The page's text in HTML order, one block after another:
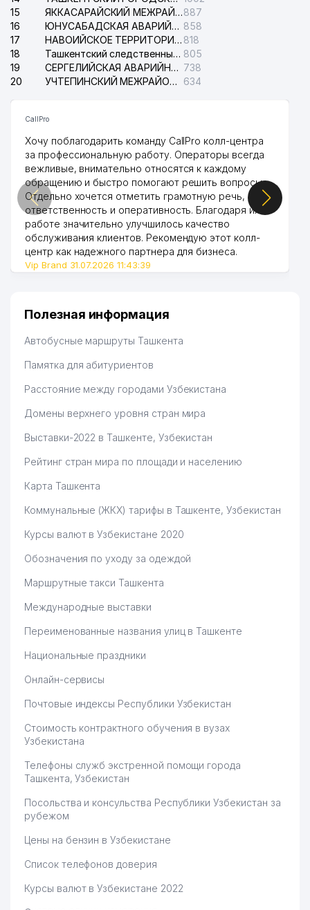
ЦЕНТРАЛЬНЫЙ БАНК
РЕСПУБЛИКИ УЗБЕКИСТАН
UNITEL ООО
ЦЕНТР ЭКСПЕРТИЗЫ,
41
ПРОФСОЮЗА РАБОТНИКОВ
ПРОИЗВОДСТВА
ПОТРЕБИТЕЛЬСКИХ ТОВАРОВ,
ТОРГОВЛИ И ОРГАНИЗАЦИЙ
ОБСЛУЖИВАНИЯ
УЗБЕКИСТАНА
249 м
42
СЧЁТНАЯ ПАЛАТА
РЕСПУБЛИКИ УЗБЕКИСТАН
251 м
44
РАЗВИТИЮ
ТЕХНОЛОГИЙ И
РЕСПУБЛИКИ УЗБЕКИСТАН
MIRONA GOLD ООО
46
ПРОФСОЮЗОВ РЕСПУБЛИКИ
УЗБЕКИСТАНА ПРОЕКТ
ПРОГРАММЫ РАЗВИТИЯ ООН
И ТОРГОВО-ПРОМЫШЛЕННОЙ
ПАЛАТЫ
260 м
48
РЕСПУБЛИКАНСКИЙ СОВЕТ
ИНФОРМАЦИОННЫХ
КОММУНИКАЦИЙ
ГОСУДАРСТВЕННЫЙ
ДРАМАТИЧЕСКИЙ ТЕАТР
51 ШАНГАРАЕВЫА В. М. ИндП
52 PODIUM ООО 274 м
53
РЕСПУБЛИКАНСКИЙ СОВЕТ
ПРОФСОЮЗА РАБОТНИКОВ
КАПИТАЛЬНОГО
СТРОИТЕЛЬНОЙ ИНДУСТРИИ
15
ЯККАСАРАЙСКИЙ МЕЖРАЙОННЫЙ СУД ПО ГРАЖДАНСКИМ ДЕЛАМ887
16
ЮНУСАБАДСКАЯ АВАРИЙНАЯ СЛУЖБА ЭЛЕКТРОСЕТИ 858
17
НАВОИЙСКОЕ ТЕРРИТОРИАЛЬНОЕ ПРЕДПРИЯТИЕ ЭЛЕКТРОСЕТИ АО 818
18
Ташкентский следственный изолятор 805
19
СЕРГЕЛИЙСКАЯ АВАРИЙНАЯ СЛУЖБА ЭЛЕКТРОСЕТИ 738
20
УЧТЕПИНСКИЙ МЕЖРАЙОННЫЙ СУД ПО ГРАЖДАНСКИМ ДЕЛАМ 634
CallPro
Хочу поблагодарить команду CallPro колл-центра
за профессиональную работу. Операторы всегда
вежливые, внимательно относятся к каждому
обращению и быстро помогают решить вопросы.
Отдельно хочется отметить грамотную речь,
ответственность и оперативность. Благодаря их
работе значительно улучшилось качество
обслуживания клиентов. Рекомендую этот колл-
центр как надежного партнера для бизнеса.
Vip Brand 31.07.2026 11:43:39
Полезная информация
Автобусные маршруты Ташкента
Памятка для абитуриентов
Расстояние между городами Узбекистана
Домены верхнего уровня стран мира
Выставки-2022 в Ташкенте, Узбекистан
Рейтинг стран мира по площади и населению
Карта Ташкента
Коммунальные (ЖКХ) тарифы в Ташкенте, Узбекистан
Курсы валют в Узбекистане 2020
Обозначения по уходу за одеждой
Маршрутные такси Ташкента
Международные выставки
Переименованные названия улиц в Ташкенте
Национальные праздники
Онлайн-сервисы
Почтовые индексы Республики Узбекистан
Стоимость контрактного обучения в вузах
Узбекистана
Телефоны служб экстренной помощи города
Ташкента, Узбекистан
Посольства и консульства Республики Узбекистан за
рубежом
Цены на бензин в Узбекистане
Список телефонов доверия
Курсы валют в Узбекистане 2022